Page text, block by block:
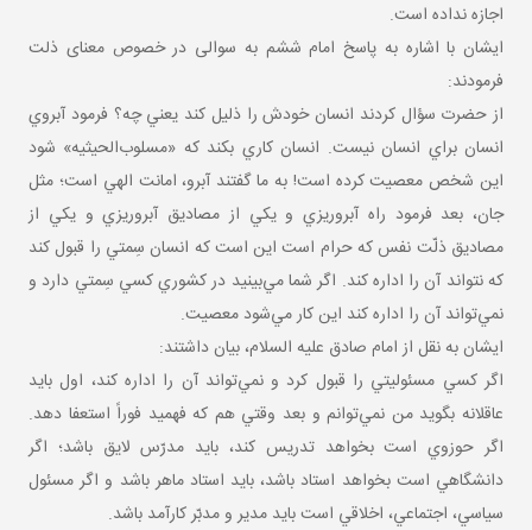
اجازه نداده است.
ایشان با اشاره به پاسخ امام ششم به سوالی در خصوص معنای ذلت
فرمودند:
از حضرت سؤال کردند انسان خودش را ذليل کند يعني چه؟ فرمود آبروي
انسان براي انسان نيست. انسان کاري بکند که «مسلوب‌الحيثيه» شود
اين شخص معصيت کرده است! به ما گفتند آبرو، امانت الهي است؛ مثل
جان، بعد فرمود راه آبروريزي و يکي از مصاديق آبروريزي و يکي از
مصاديق ذلّت نفس که حرام است اين است که انسان سِمتي را قبول کند
که نتواند آن را اداره کند. اگر شما مي‌بينيد در کشوري کسي سِمتي دارد و
نمي‌تواند آن را اداره کند اين کار مي‌شود معصيت.
ایشان به نقل از امام صادق علیه السلام، بیان داشتند:
اگر کسي مسئوليتي را قبول کرد و نمي‌تواند آن را اداره کند، اول بايد
عاقلانه بگويد من نمي‌توانم و بعد وقتي هم که فهميد فوراً استعفا دهد.
اگر حوزوي است بخواهد تدريس کند، بايد مدرّس لايق باشد؛ اگر
دانشگاهي است بخواهد استاد باشد، بايد استاد ماهر باشد و اگر مسئول
سياسي، اجتماعي، اخلاقي است بايد مدير و مدبّر کارآمد باشد.